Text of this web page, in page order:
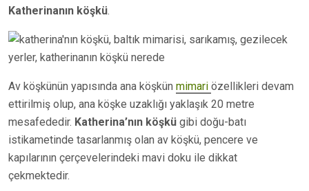
Katherinanın köşkü.
Av köşkünün yapısında ana köşkün mimari özellikleri devam
ettirilmiş olup, ana köşke uzaklığı yaklaşık 20 metre
mesafededir. Katherina’nın köşkü gibi doğu-batı
istikametinde tasarlanmış olan av köşkü, pencere ve
kapılarının çerçevelerindeki mavi doku ile dikkat
çekmektedir.